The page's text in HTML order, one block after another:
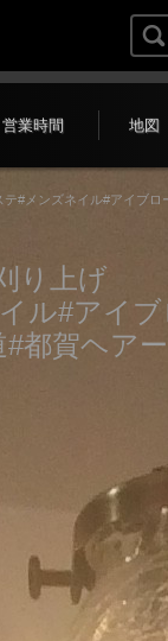
検索:
営業時間 地図
#メンズネイル#アイブロ
り上げ
ル#アイ
都賀ヘア